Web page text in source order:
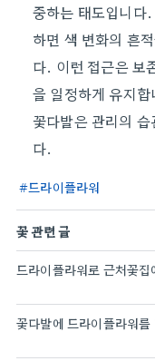
중하는 태도입니다
하면 색 변화의 흔
다. 이런 접근은 보
을 일정하게 유지
꽃다발은 관리의
다.
드라이플라워
꽃 관련 글